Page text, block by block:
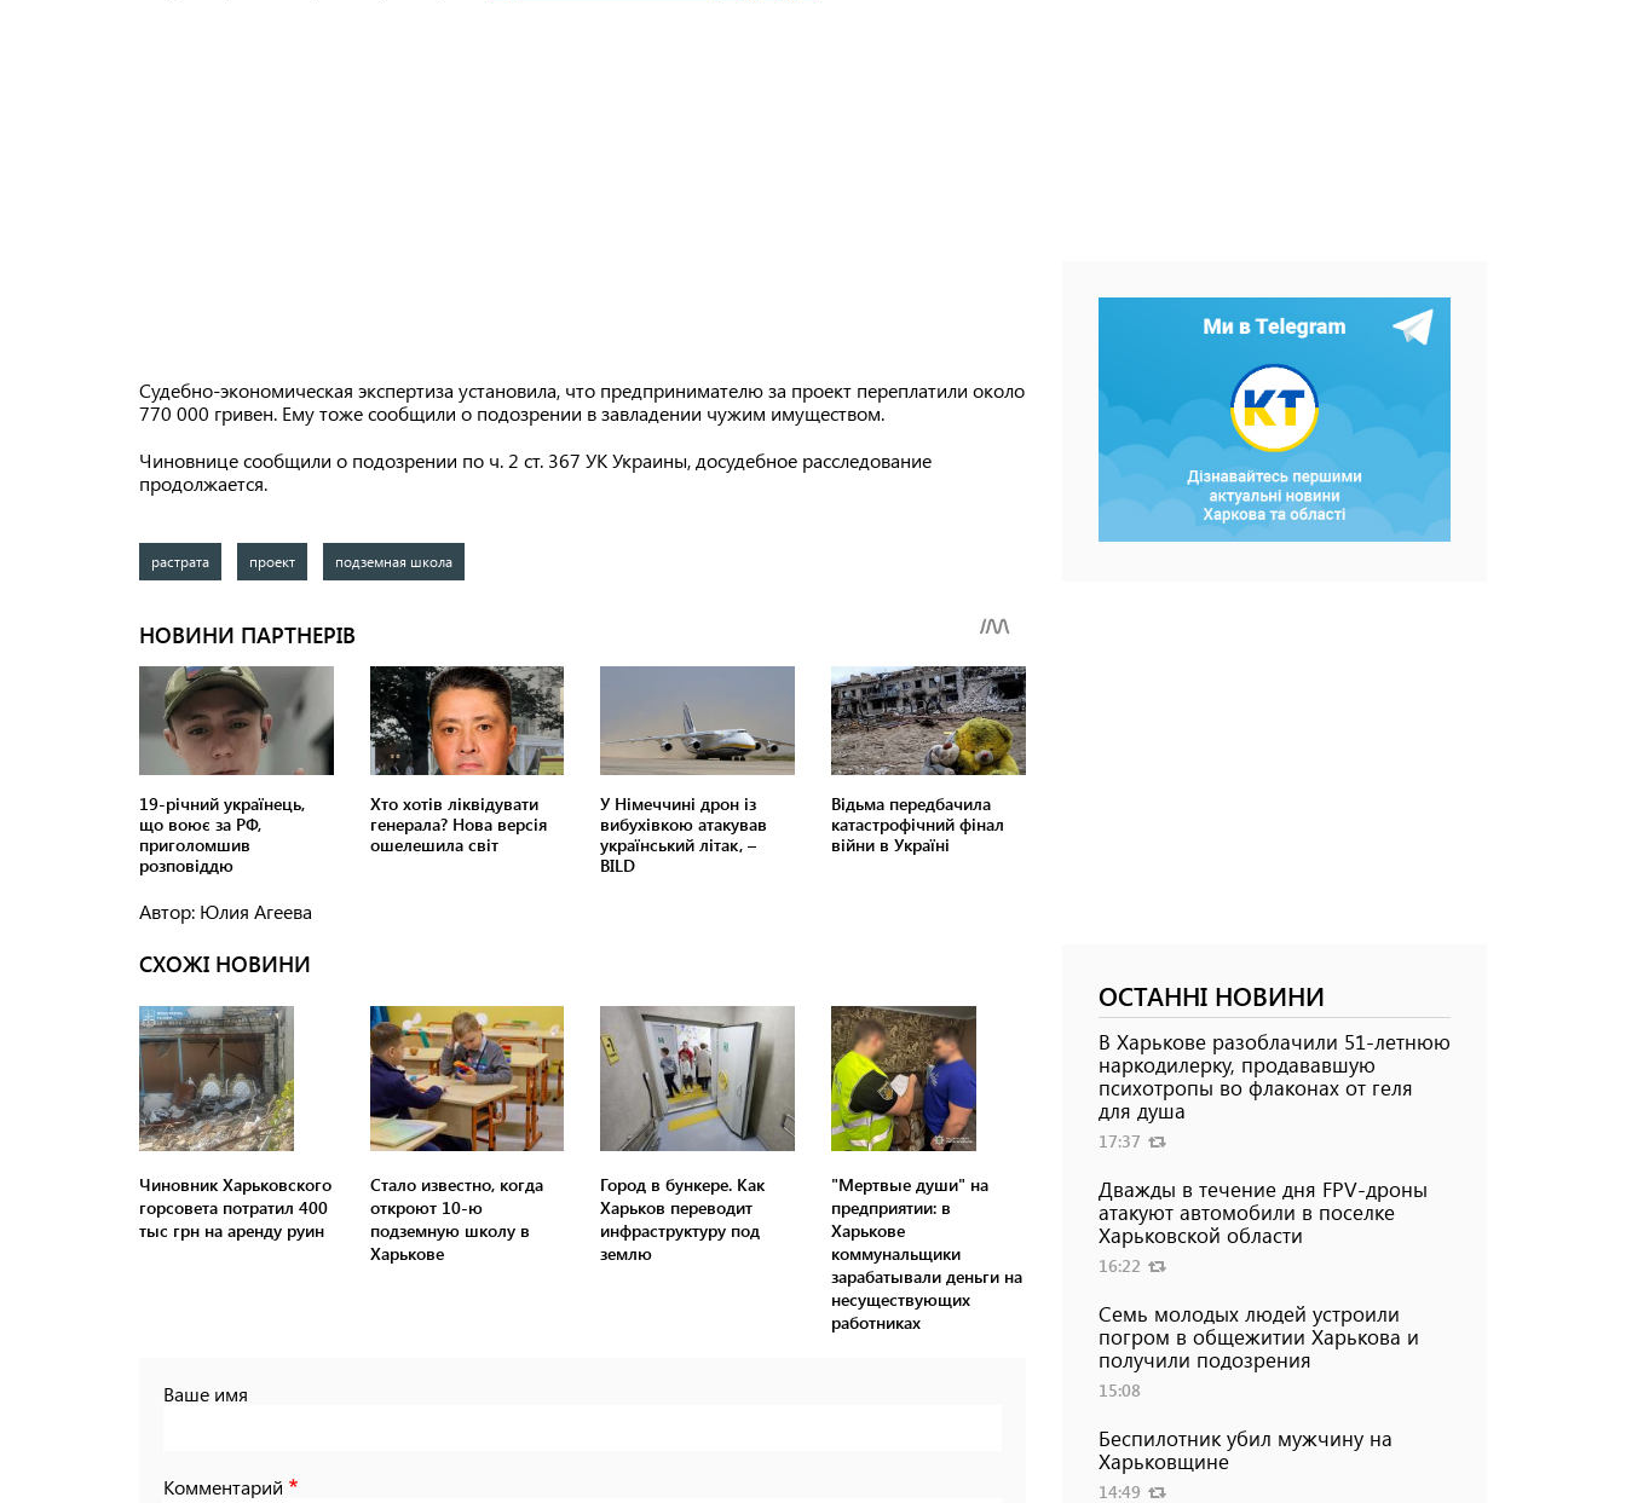
Судебно-экономическая экспертиза установила, что предпринимателю за проект переплатили около
770 000 гривен. Ему тоже сообщили о подозрении в завладении чужим имуществом.
Чиновнице сообщили о подозрении по ч. 2 ст. 367 УК Украины, досудебное расследование
продолжается.
растрата проект подземная школа
Автор: Юлия Агеева
СХОЖІ НОВИНИ
Чиновник Харьковского
горсовета потратил 400
тыс грн на аренду руин
Стало известно, когда
откроют 10-ю
подземную школу в
Харькове
Город в бункере. Как
Харьков переводит
инфраструктуру под
землю
"Мертвые души" на
предприятии: в
Харькове
коммунальщики
зарабатывали деньги на
несуществующих
работниках
Ваше имя
Комментарий
ОСТАННІ НОВИНИ
В Харькове разоблачили 51-летнюю
наркодилерку, продававшую
психотропы во флаконах от геля
для душа
17:37
Дважды в течение дня FPV-дроны
атакуют автомобили в поселке
Харьковской области
16:22
Семь молодых людей устроили
погром в общежитии Харькова и
получили подозрения
15:08
Беспилотник убил мужчину на
Харьковщине
14:49